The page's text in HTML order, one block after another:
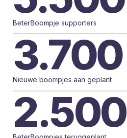
BeterBoompje supporters
3.700
Nieuwe boompjes aan geplant
2.500